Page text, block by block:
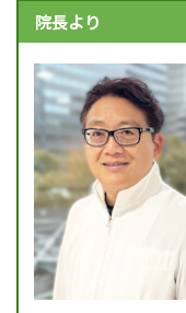
院長より